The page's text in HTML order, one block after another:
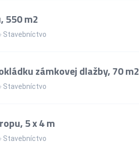
550 m2
Stavebníctvo
zámkovej dlažby, 70 m2
Stavebníctvo
5 x 4 m
Stavebníctvo